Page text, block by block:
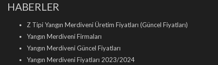
HABERLER
Z Tipi Yangın Merdiveni Üretim Fiyatları (Güncel Fiyatları)
Yangın Merdiveni Firmaları
Yangın Merdiveni Güncel Fiyatları
Yangın Merdiveni Fiyatları 2023/2024